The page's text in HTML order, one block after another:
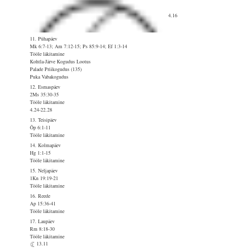
4.16
11. Pühapäev
Mk 6:7-13; Am 7:12-15; Ps 85:9-14; Ef 1:3-14
Tööle läkitamine
Kohtla-Järve Kogudus Lootus
Palade Priikogudus (135)
Puka Vabakogudus
12. Esmaspäev
2Ms 35:30-35
Tööle läkitamine
4.24-22.28
13. Teisipäev
Õp 6:1-11
Tööle läkitamine
14. Kolmapäev
Hg 1:1-15
Tööle läkitamine
15. Neljapäev
1Kn 19:19-21
Tööle läkitamine
16. Reede
Ap 15:36-41
Tööle läkitamine
17. Laupäev
Rm 8:18-30
Tööle läkitamine
13.11